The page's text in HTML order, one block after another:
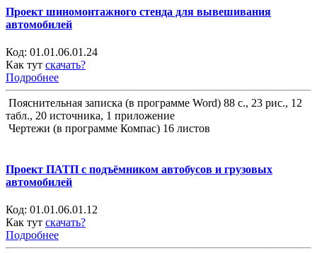
Проект шиномонтажного стенда для вывешивания
автомобилей
Код: 01.01.06.01.24
Как тут скачать?
Подробнее
Пояснительная записка (в программе Word) 88 с., 23 рис., 12
табл., 20 источника, 1 приложение
Чертежи (в программе Компас) 16 листов
Проект ПАТП с подъёмником автобусов и грузовых
автомобилей
Код: 01.01.06.01.12
Как тут скачать?
Подробнее